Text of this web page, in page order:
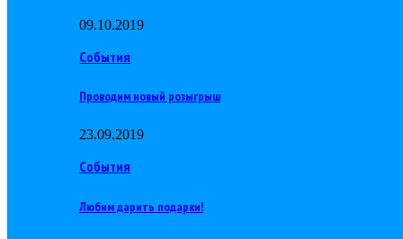
09.10.2019
События
Проводим новый розыгрыш
23.09.2019
События
Любим дарить подарки!